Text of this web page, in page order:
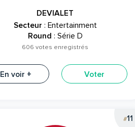
DEVIALET
Secteur : Entertainment
Round : Série D
606 votes enregistrés
En voir + Voter
#11